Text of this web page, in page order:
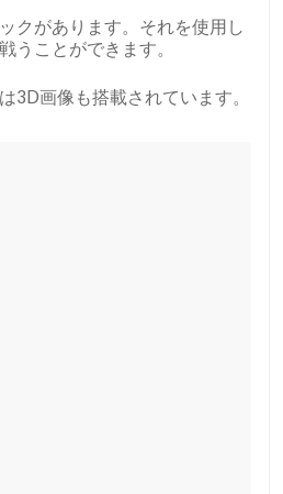
クがあります。それを使用し
うことができます。
3D画像も搭載されています。